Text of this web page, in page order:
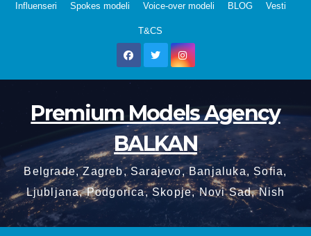
Influenseri Spokes modeli Voice-over modeli BLOG Vesti
T&CS
Premium Models Agency
BALKAN
Belgrade, Zagreb, Sarajevo, Banjaluka, Sofia,
Ljubljana, Podgorica, Skopje, Novi Sad, Nish